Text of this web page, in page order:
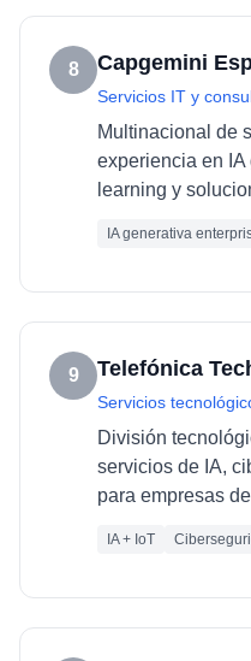
8 Capgemini
Servicios IT y
Multinacional de
experiencia en
learning y
IA generativa
9 Telefónica
Servicios
División
servicios de IA,
para empresas
IA + IoT